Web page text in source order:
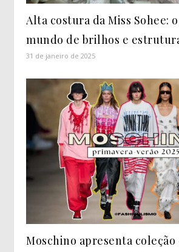
Alta costura da Miss Sohee:
mundo de brilhos e
31 de janeiro de 2025
Moschino apresenta